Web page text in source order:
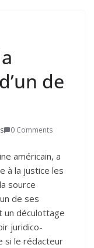
de
0 Comments
américain, a
à la justice les
source
de ses
un déculottage
juridico-
si le rédacteur